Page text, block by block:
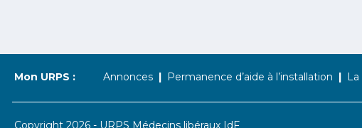
Mon URPS : Annonces Permanence d’aide à l’installation La
Copyright 2026 - URPS Médecins libéraux IdF